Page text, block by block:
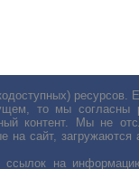
то мы согласны
контент. Мы не
сайт,
на